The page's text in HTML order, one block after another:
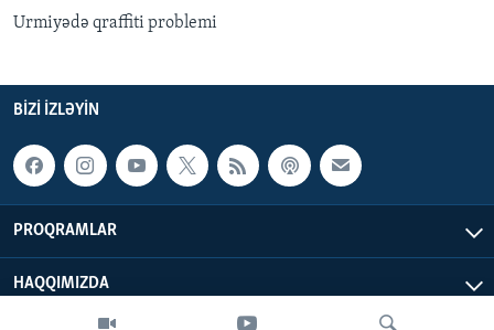
Urmiyədə qraffiti problemi
BIZI IZLƏYIN
PROQRAMLAR
HAQQIMIZDA